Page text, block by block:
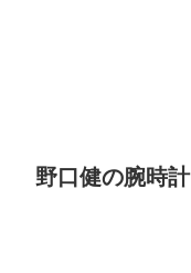
野口健の腕時計